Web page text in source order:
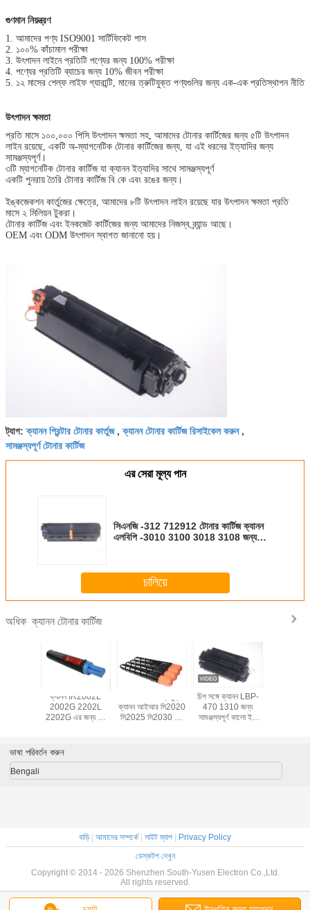
গুণমান নিয়ন্ত্রণ
1. আমাদের পণ্য ISO9001 সার্টিফিকেট পাস
2. ১০০% কাঁচামাল পরীক্ষা
3. উৎপাদন লাইনে প্রতিটি পণ্যের জন্য 100% পরীক্ষা
4. পণ্যের প্রতিটি ব্যাচের জন্য 10% জীবন পরীক্ষা
5. ১২ মাসের শেল্ফ লাইফ গ্যারান্টি, মানের ত্রুটিযুক্ত পণ্যগুলির জন্য এক-এক প্রতিস্থাপন নীতি
উৎপাদন ক্ষমতা
প্রতি মাসে ১০০,০০০ পিসি উৎপাদন ক্ষমতা সহ, আমাদের টোনার কার্টিজের জন্য ৫টি উৎপাদন
লাইন রয়েছে, একটি অ-ম্যাগনেটিক টোনার কার্টিজের জন্য, যা এই ধরনের ইত্যাদির জন্য
সামঞ্জস্যপূর্ণ।
৩টি ম্যাগনেটিক টোনার কার্টিজ যা ক্যানন ইত্যাদির সাথে সামঞ্জস্যপূর্ণ
একটি পুনরায় তৈরি টোনার কার্টিজ বি কে এবং রঙের জন্য।
ইঙ্কজেকশন কার্তুজের ক্ষেত্রে, আমাদের ৮টি উৎপাদন লাইন রয়েছে যার উৎপাদন ক্ষমতা প্রতি
মাসে ২ মিলিয়ন টুকরা।
টোনার কার্টিজ এবং ইনকজেট কার্টিজের জন্য আমাদের নিজস্ব ব্র্যান্ড আছে।
OEM এবং ODM উৎপাদন স্বাগত জানানো হয়।
ট্যাগ:ক্যানন প্রিন্টার টোনার কার্তুজ,ক্যানন টোনার কার্টিজ রিসাইকেল করুন,
সামঞ্জস্যপূর্ণ টোনার কার্টিজ
এর সেরা মূল্য পান
সিএনজি -312 712912 টোনার কার্টিজ ক্যানন
এলবিপি -3010 3100 3018 3108 জন্য
চালিয়ে
অধিকক্যানন টোনার কার্টিজ
পৃষ্ঠা
ক্যানন IR2002L
2002G 2202L
2202G এর জন্য সি-
ক্যানন আইআর সি2020
সি2025 সি2030 এর
চিপ সঙ্গে ক্যানন LBP-
470 1310 জন্য
সামঞ্জস্যপূর্ণ কালো ইপি
ভাষা পরিবর্তন করুন
Bengali
বাড়ি| আমাদের সম্পর্কে| সাইট ম্যাপ | Privacy Policy
ডেস্কটপ দেখুন
Copyright © 2014 - 2026 Shenzhen South-Yusen Electron Co.,Ltd.
All rights reserved.